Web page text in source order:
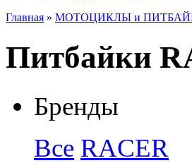
Главная » МОТОЦИКЛЫ и
Питбайки
Бренды
Все RACER